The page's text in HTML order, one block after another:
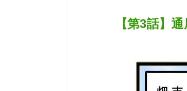
【第3話】